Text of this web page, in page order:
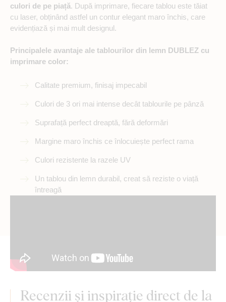
culori de pe piață. După imprimare, fiecare tablou este tăiat
cu laser, obținând astfel un contur elegant maro închis, care
evidențiază și mai mult designul.
Principalele avantaje ale tablourilor din lemn DUBLEZ cu
imprimare color:
Calitate premium, finisaj impecabil
Culori de 3 ori mai intense decât tablourile pe pânză
Suprafață perfect dreaptă, fără deformări
Margine maro închis ce înlocuiește perfect rama
Culori rezistente la razele UV
Un tablou din lemn durabil, creat să reziste o viață
întreagă
Recenzii și inspirație direct de la